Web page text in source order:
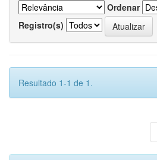
Ordenar
Registro(s)
Resultado 1-1 de 1.